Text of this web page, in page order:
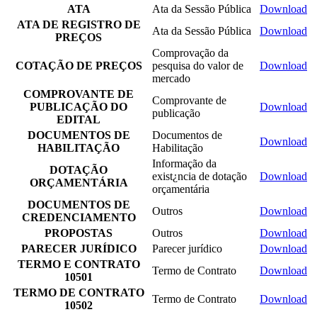
ATA Ata da Sessão Pública
Download
ATA DE REGISTRO DE
PREÇOS
Ata da Sessão Pública Download
COTAÇÃO DE PREÇOS
Comprovação da
pesquisa do valor de
mercado
Download
COMPROVANTE DE
PUBLICAÇÃO DO
EDITAL
Comprovante de
publicação
Download
DOCUMENTOS DE
HABILITAÇÃO
Documentos de
Habilitação
Download
DOTAÇÃO
ORÇAMENTÁRIA
Informação da
exist¿ncia de dotação
orçamentária
Download
DOCUMENTOS DE
CREDENCIAMENTO
Outros
Download
PROPOSTAS
Outros
Download
PARECER JURÍDICO
Parecer jurídico
Download
TERMO E CONTRATO
10501
Termo de Contrato
Download
TERMO DE CONTRATO
10502
Termo de Contrato
Download